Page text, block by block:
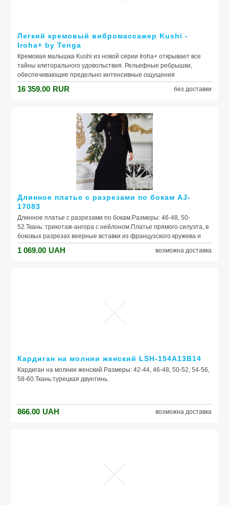
Легкий кремовый вибромассажер Kushi -
Iroha+ by Tenga
Кремовая малышка Kushi из новой серии Iroha+ открывает все
тайны клиторального удовольствия. Рельефные ребрышки,
обеспечивающие предельно интенсивные ощущения
дополняются ультрамягким носиком для деликатного и нежного
воздействия. Мощный моторчик с доп...
16 359.00 RUR без доставки
Длинное платье с разрезами по бокам AJ-
17083
Длинное платье с разрезами по бокам.Размеры: 46-48, 50-
52.Ткань: трикотаж-ангора с нейлоном.Платье прямого силуэта, в
боковых разрезах веерные вставки из французского кружева и
сетки. В комплект входит оригинальное украшение. Длина
изделия 144-146 см, длина рукава 61-63 см.Черный цвет только в
1 069.00 UAH возможна доставка
Кардиган на молнии женский LSH-154A13B14
Кардиган на молнии женский.Размеры: 42-44, 46-48, 50-52, 54-56,
58-60.Ткань:турецкая двунтинь.
866.00 UAH возможна доставка